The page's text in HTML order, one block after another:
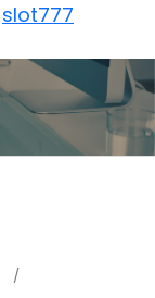
slot777
/